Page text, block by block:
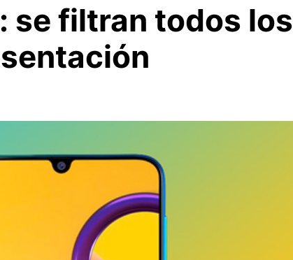
se filtran todos los